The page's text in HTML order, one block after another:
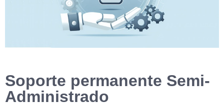
Soporte permanente Semi-
Administrado